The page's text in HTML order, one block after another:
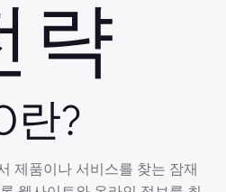
략
란?
제품이나 서비스를 찾는 잠재